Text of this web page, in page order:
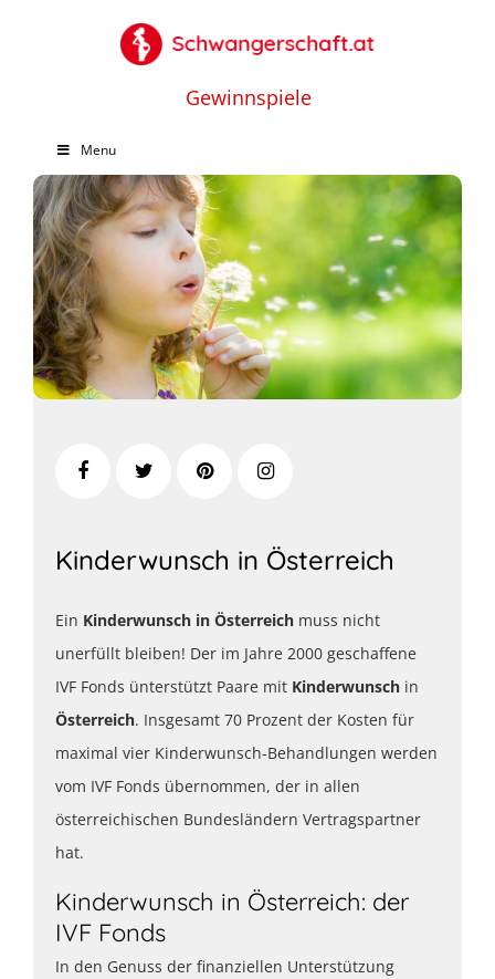
Gewinnspiele
Menu
Kinderwunsch in Österreich
Ein Kinderwunsch in Österreich muss nicht
unerfüllt bleiben! Der im Jahre 2000 geschaffene
IVF Fonds ünterstützt Paare mit Kinderwunsch in
Österreich. Insgesamt 70 Prozent der Kosten für
maximal vier Kinderwunsch-Behandlungen werden
vom IVF Fonds übernommen, der in allen
österreichischen Bundesländern Vertragspartner
hat.
Kinderwunsch in Österreich: der
IVF Fonds
In den Genuss der finanziellen Unterstützung